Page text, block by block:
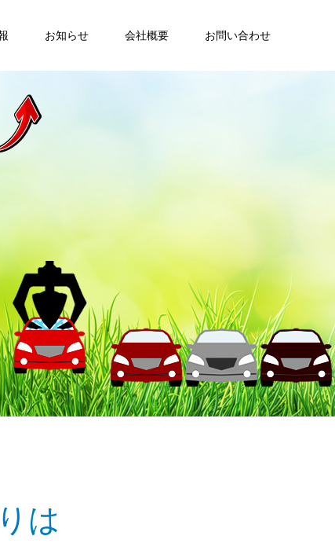
お知らせ 会社概要 お問い合わせ
は